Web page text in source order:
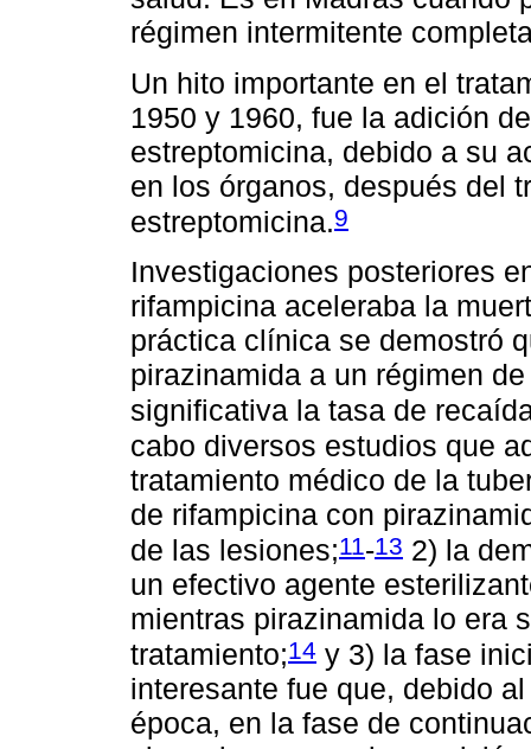
régimen intermitente
Un hito importante en el
1950 y 1960, fue la adición
estreptomicina, debido a su
en los órganos, después del
estreptomicina.9
Investigaciones posteriores
rifampicina aceleraba la
práctica clínica se demostró
pirazinamida a un régimen
significativa la tasa de
cabo diversos estudios que
tratamiento médico de la
de rifampicina con
de las lesiones;11-13 2) la
un efectivo agente
mientras pirazinamida lo era
tratamiento;14 y 3) la fase
interesante fue que, debido
época, en la fase de